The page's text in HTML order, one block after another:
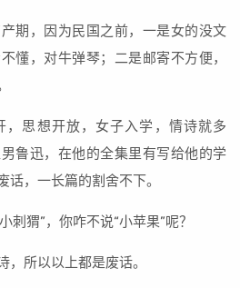
期，因为民国之前，一是女的没文
懂，对牛弹琴；二是邮寄不方便，
，思想开放，女子入学，情诗就多
鲁迅，在他的全集里有写给他的学
话，一长篇的割舍不下。
刺猬”，你咋不说“小苹果”呢？
所以以上都是废话。